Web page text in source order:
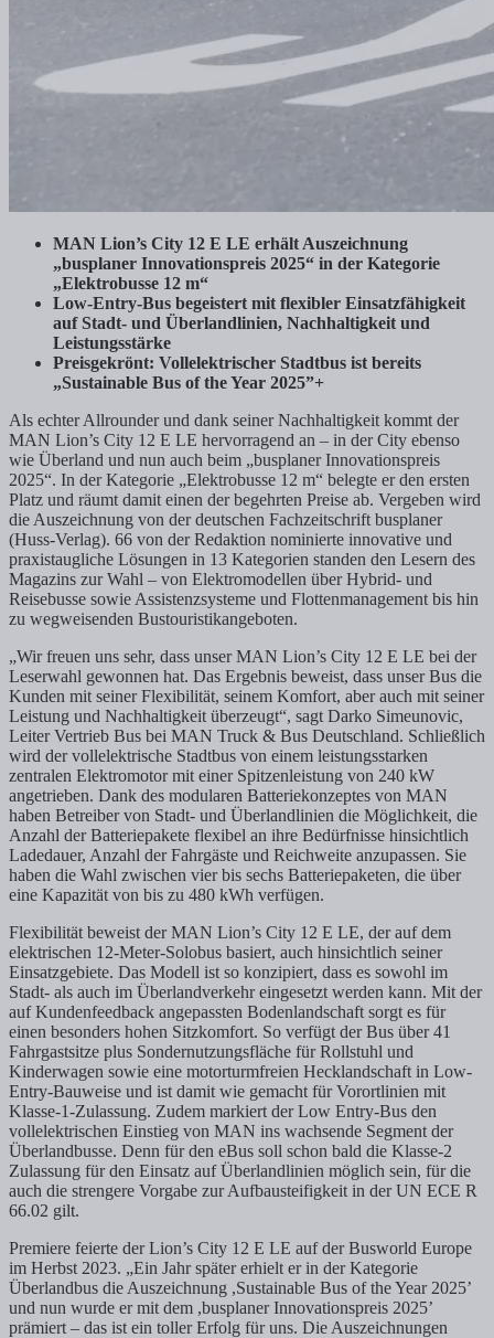
MAN Lion’s City 12 E LE erhält Auszeichnung
„busplaner Innovationspreis 2025“ in der Kategorie
„Elektrobusse 12 m“
Low-Entry-Bus begeistert mit flexibler Einsatzfähigkeit
auf Stadt- und Überlandlinien, Nachhaltigkeit und
Leistungsstärke
Preisgekrönt: Vollelektrischer Stadtbus ist bereits
„Sustainable Bus of the Year 2025”+
Als echter Allrounder und dank seiner Nachhaltigkeit kommt der
MAN Lion’s City 12 E LE hervorragend an – in der City ebenso
wie Überland und nun auch beim „busplaner Innovationspreis
2025“. In der Kategorie „Elektrobusse 12 m“ belegte er den ersten
Platz und räumt damit einen der begehrten Preise ab. Vergeben wird
die Auszeichnung von der deutschen Fachzeitschrift busplaner
(Huss-Verlag). 66 von der Redaktion nominierte innovative und
praxistaugliche Lösungen in 13 Kategorien standen den Lesern des
Magazins zur Wahl – von Elektromodellen über Hybrid- und
Reisebusse sowie Assistenzsysteme und Flottenmanagement bis hin
zu wegweisenden Bustouristikangeboten.
„Wir freuen uns sehr, dass unser MAN Lion’s City 12 E LE bei der
Leserwahl gewonnen hat. Das Ergebnis beweist, dass unser Bus die
Kunden mit seiner Flexibilität, seinem Komfort, aber auch mit seiner
Leistung und Nachhaltigkeit überzeugt“, sagt Darko Simeunovic,
Leiter Vertrieb Bus bei MAN Truck & Bus Deutschland. Schließlich
wird der vollelektrische Stadtbus von einem leistungsstarken
zentralen Elektromotor mit einer Spitzenleistung von 240 kW
angetrieben. Dank des modularen Batteriekonzeptes von MAN
haben Betreiber von Stadt- und Überlandlinien die Möglichkeit, die
Anzahl der Batteriepakete flexibel an ihre Bedürfnisse hinsichtlich
Ladedauer, Anzahl der Fahrgäste und Reichweite anzupassen. Sie
haben die Wahl zwischen vier bis sechs Batteriepaketen, die über
eine Kapazität von bis zu 480 kWh verfügen.
Flexibilität beweist der MAN Lion’s City 12 E LE, der auf dem
elektrischen 12-Meter-Solobus basiert, auch hinsichtlich seiner
Einsatzgebiete. Das Modell ist so konzipiert, dass es sowohl im
Stadt- als auch im Überlandverkehr eingesetzt werden kann. Mit der
auf Kundenfeedback angepassten Bodenlandschaft sorgt es für
einen besonders hohen Sitzkomfort. So verfügt der Bus über 41
Fahrgastsitze plus Sondernutzungsfläche für Rollstuhl und
Kinderwagen sowie eine motorturmfreien Hecklandschaft in Low-
Entry-Bauweise und ist damit wie gemacht für Vorortlinien mit
Klasse-1-Zulassung. Zudem markiert der Low Entry-Bus den
vollelektrischen Einstieg von MAN ins wachsende Segment der
Überlandbusse. Denn für den eBus soll schon bald die Klasse-2
Zulassung für den Einsatz auf Überlandlinien möglich sein, für die
auch die strengere Vorgabe zur Aufbausteifigkeit in der UN ECE R
66.02 gilt.
Premiere feierte der Lion’s City 12 E LE auf der Busworld Europe
im Herbst 2023. „Ein Jahr später erhielt er in der Kategorie
Überlandbus die Auszeichnung ,Sustainable Bus of the Year 2025’
und nun wurde er mit dem ,busplaner Innovationspreis 2025’
prämiert – das ist ein toller Erfolg für uns. Die Auszeichnungen